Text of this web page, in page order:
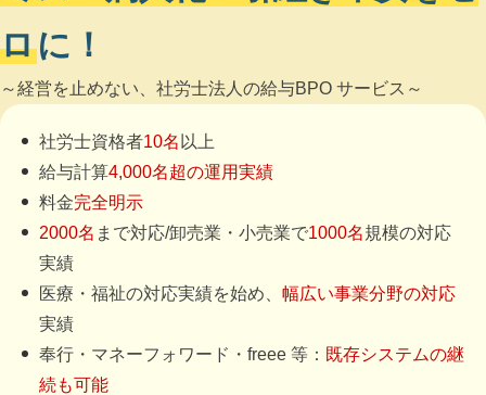
ロに！
経営を止めない、社労士法人の給与BPO サービス
社労士資格者10名以上
給与計算4,000名超の運用実績
料金完全明示
2000名 まで対応/卸売業・小売業で1000名規模の対応
実績
医療・福祉の対応実績を始め、 幅広い事業分野の対応
実績
奉行・マネーフォワード・freee 等： 既存システムの継
続も可能